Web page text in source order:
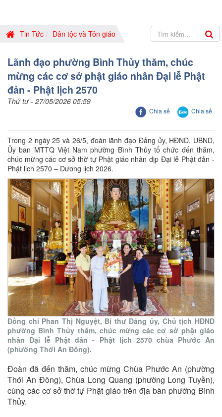
Tin Tức Dân tộc và Tôn giáo
Lãnh đạo phường Bình Thủy thăm, chúc
mừng các cơ sở phật giáo nhân Đại lễ Phật
đản - Phật lịch 2570
Thứ tư - 27/05/2026 05:59
Chia sẻ Chia sẻ
Trong 2 ngày 25 và 26/5, đoàn lãnh đạo Đảng ủy, HĐND, UBND,
Ủy ban MTTQ Việt Nam phường Bình Thủy tổ chức đến thăm,
chúc mừng các cơ sở thờ tự Phật giáo nhân dịp Đại lễ Phật đản -
Phật lịch 2570 – Dương lịch 2026.
Đồng chí Phan Thị Nguyệt, Bí thư Đảng ủy, Chủ tịch HĐND
phường Bình Thủy thăm, chúc mừng các cơ sở phật giáo
nhân Đại lễ Phật đản - Phật lịch 2570 chùa Phước An
(phường Thới An Đông).
Đoàn đã đến thăm, chúc mừng Chùa Phước An (phường
Thới An Đông), Chùa Long Quang (phường Long Tuyền),
cùng các cơ sở thờ tự Phật giáo trên địa bàn phường Bình
Thủy.